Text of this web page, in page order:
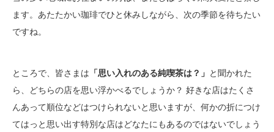
ます。あたたかい珈琲でひと休みしながら、次の季節を待ちたい
ですね。
ところで、皆さまは 「思い入れのある純喫茶は？」 と聞かれた
ら、どちらの店を思い浮かべるでしょうか？ 好きな店はたくさ
んあって順位などはつけられないと思いますが、何かの折につけ
てはっと思い出す特別な店はどなたにもあるのではないでしょう